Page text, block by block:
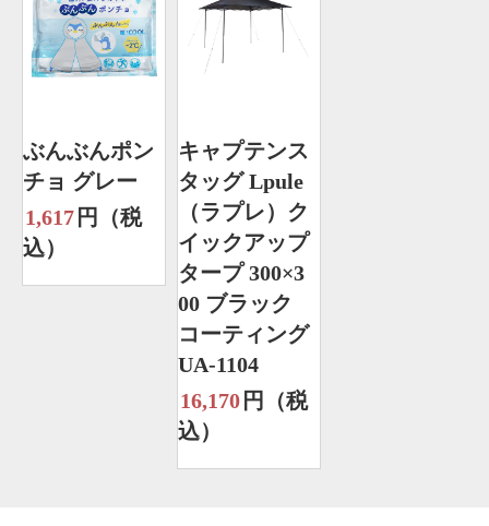
ぶんぶんポン
チョ グレー
1,617 円（税
込）
キャプテンス
タッグ Lpule
（ラプレ）ク
イックアップ
タープ 300×3
00 ブラック
コーティング
UA-1104
16,170 円（税
込）